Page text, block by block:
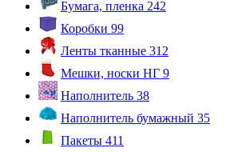
Бумага, пленка 242
Коробки 99
Ленты тканные 312
Мешки, носки НГ 9
Наполнитель 38
Наполнитель бумажный 35
Пакеты 411